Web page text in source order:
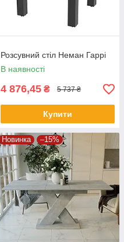
Розсувний стіл Неман Гаррі
В наявності
4 876,45 ₴ 5 737 ₴
Купити
Новинка –15%